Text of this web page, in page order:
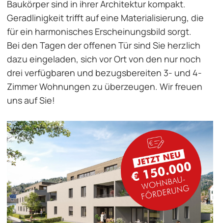
Baukörper sind in ihrer Architektur kompakt.
Geradlinigkeit trifft auf eine Materialisierung, die
für ein harmonisches Erscheinungsbild sorgt.
Bei den Tagen der offenen Tür sind Sie herzlich
dazu eingeladen, sich vor Ort von den nur noch
drei verfügbaren und bezugsbereiten 3- und 4-
Zimmer Wohnungen zu überzeugen. Wir freuen
uns auf Sie!